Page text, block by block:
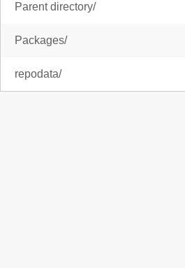
Parent directory/
Packages/
repodata/